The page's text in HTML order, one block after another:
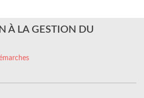
À LA GESTION DU